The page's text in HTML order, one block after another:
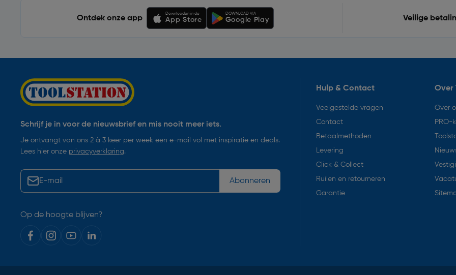
Ontdek onze app
Downloaden in de
App Store
DOWNLOAD VIA
Google Play Veilige
Schrijf je in voor de nieuwsbrief en mis nooit meer iets.
Je ontvangt van ons 2 à 3 keer per week een e-mail vol met inspiratie en deals.
Lees hier onze privacyverklaring.
Abonneren
Op de hoogte blijven?
Hulp & Contact
Veelgestelde vragen
Contact
Betaalmethoden
Levering
Click & Collect
Ruilen en retourneren
Garantie
Over
Over
PRO-